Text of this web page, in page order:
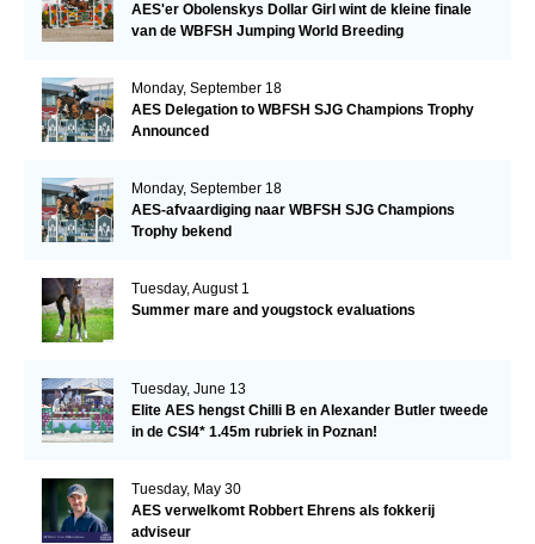
AES'er Obolenskys Dollar Girl wint de kleine finale
van de WBFSH Jumping World Breeding
Monday, September 18
AES Delegation to WBFSH SJG Champions Trophy
Announced
Monday, September 18
AES-afvaardiging naar WBFSH SJG Champions
Trophy bekend
Tuesday, August 1
Summer mare and yougstock evaluations
Tuesday, June 13
Elite AES hengst Chilli B en Alexander Butler tweede
in de CSI4* 1.45m rubriek in Poznan!
Tuesday, May 30
AES verwelkomt Robbert Ehrens als fokkerij
adviseur